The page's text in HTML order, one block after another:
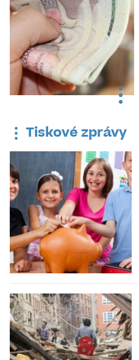
Tiskové zprávy